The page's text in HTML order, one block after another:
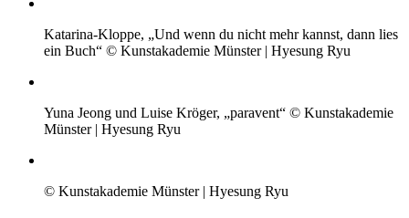
Katarina-Kloppe, „Und wenn du nicht mehr kannst, dann lies
ein Buch“ © Kunstakademie Münster | Hyesung Ryu
Yuna Jeong und Luise Kröger, „paravent“ © Kunstakademie
Münster | Hyesung Ryu
© Kunstakademie Münster | Hyesung Ryu